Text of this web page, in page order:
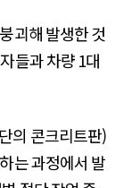
괴해 발생한 것
들과 차량 1대
의 콘크리트판)
는 과정에서 발